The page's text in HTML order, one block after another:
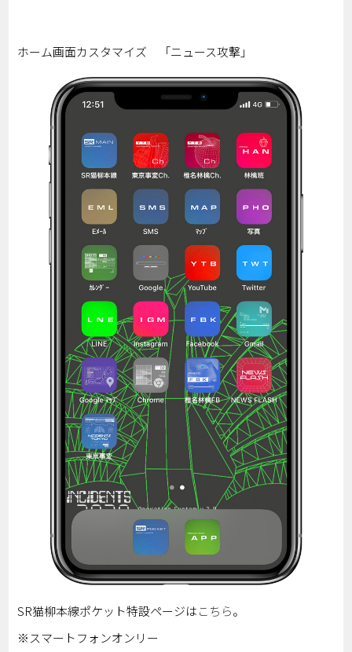
ホーム画面カスタマイズ 「ニュース攻撃」
SR猫柳本線ポケット特設ページはこちら。
※スマートフォンオンリー